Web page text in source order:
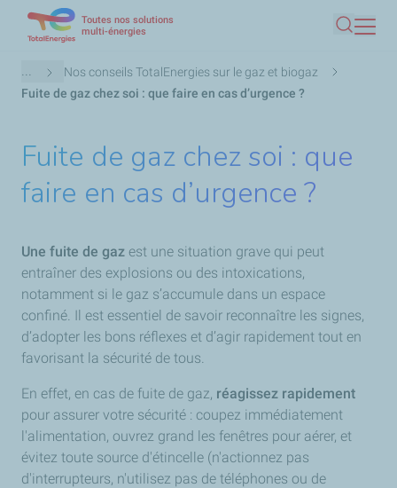
contenu
principal
Toutes nos solutions
multi-énergies
Fil
d'Ariane
...
Nos conseils TotalEnergies sur le gaz et biogaz
Fuite de gaz chez soi : que faire en cas d’urgence ?
Fuite de gaz chez soi : que
faire en cas d’urgence ?
Une fuite de gaz est une situation grave qui peut
entraîner des explosions ou des intoxications,
notamment si le gaz s’accumule dans un espace
confiné. Il est essentiel de savoir reconnaître les signes,
d’adopter les bons réflexes et d’agir rapidement tout en
favorisant la sécurité de tous.
En effet, en cas de fuite de gaz, réagissez rapidement
pour assurer votre sécurité : coupez immédiatement
l'alimentation, ouvrez grand les fenêtres pour aérer, et
évitez toute source d'étincelle (n'actionnez pas
d'interrupteurs, n'utilisez pas de téléphones ou de